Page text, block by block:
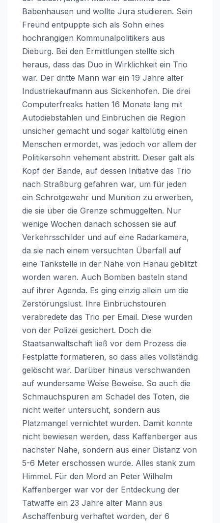
Babenhausen und wollte Jura studieren. Sein
Freund entpuppte sich als Sohn eines
hochrangigen Kommunalpolitikers aus
Dieburg. Bei den Ermittlungen stellte sich
heraus, dass das Duo in Wirklichkeit ein Trio
war. Der dritte Mann war ein 19 Jahre alter
Industriekaufmann aus Sickenhofen. Die drei
Computerfreaks hatten 16 Monate lang mit
Autodiebstählen und Einbrüchen die Region
unsicher gemacht und sogar kaltblütig einen
Menschen ermordet, was jedoch vor allem der
Politikersohn vehement abstritt. Dieser galt als
Kopf der Bande, auf dessen Initiative das Trio
nach Straßburg gefahren war, um für jeden
ein Schrotgewehr und Munition zu erwerben,
die sie über die Grenze schmuggelten. Nur
wenige Wochen danach schossen sie auf
Verkehrsschilder und auf eine Radarkamera,
da sie nach einem versuchten Überfall auf
eine Tankstelle in der Nähe von Hanau geblitzt
worden waren. Auch Bomben basteln stand
auf ihrer Agenda. Es ging einzig allein um die
Zerstörungslust. Ihre Einbruchstouren
verabredete das Trio per Email. Diese wurden
von der Polizei gesichert. Doch die
Staatsanwaltschaft ließ vor dem Prozess die
Festplatte formatieren, so dass alles vollständig
gelöscht war. Darüber hinaus verschwanden
auf wundersame Weise Beweise. So auch die
Schmauchspuren am Schädel des Toten, die
nicht weiter untersucht, sondern aus
Platzmangel vernichtet wurden. Damit konnte
nicht bewiesen werden, dass Kaffenberger aus
nächster Nähe, sondern aus einer Distanz von
5-6 Meter erschossen wurde. Alles stank zum
Himmel. Für den Mord an Peter Wilhelm
Kaffenberger war vor der Entdeckung der
Tatwaffe ein 23 Jahre alter Mann aus
Aschaffenburg verhaftet worden, der 6